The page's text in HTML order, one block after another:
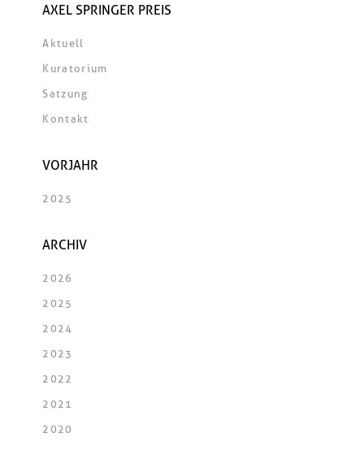
AXEL SPRINGER PREIS
Aktuell
Kuratorium
Satzung
Kontakt
VORJAHR
2025
ARCHIV
2026
2025
2024
2023
2022
2021
2020